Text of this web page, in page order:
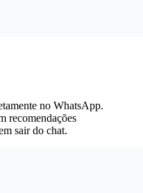
no WhatsApp.
recomendações
sair do chat.